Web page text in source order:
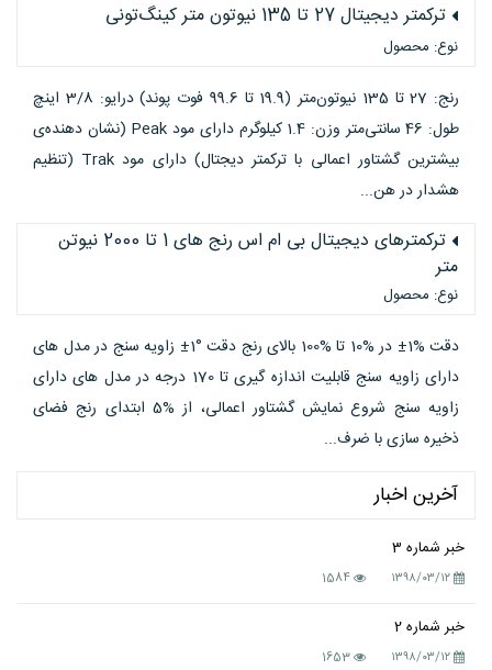
ترکمتر دیجیتال 27 تا 135 نیوتون متر کینگ‌تونی
نوع: محصول
رنج: 27 تا 135 نیوتون‌متر (19.9 تا 99.6 فوت پوند) درایو: 3/8 اینچ
طول: 46 سانتی‌متر وزن: 1.4 کیلوگرم دارای مود Peak (نشان دهنده‌ی
بیشترین گشتاور اعمالی با ترکمتر دیجتال) دارای مود Trak (تنظیم
هشدار در هن...
ترکمترهای دیجیتال بی ام اس رنج های 1 تا 2000 نیوتن
متر
نوع: محصول
دقت %1± در %10 تا %100 بالای رنج دقت °1± زاویه سنج در مدل های
دارای زاویه سنج قابلیت اندازه گیری تا 170 درجه در مدل های دارای
زاویه سنج شروع نمایش گشتاور اعمالی، از %5 ابتدای رنج فضای
ذخیره سازی با ضرف...
آخرین اخبار
خبر شماره 3
۱۳۹۸/۰۳/۱۲ 1584
خبر شماره 2
۱۳۹۸/۰۳/۱۲ 1653